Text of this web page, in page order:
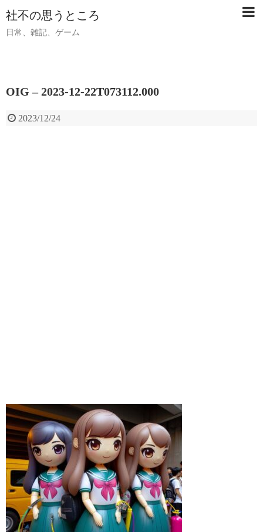
社不の思うところ
日常、雑記、ゲーム
OIG – 2023-12-22T073112.000
2023/12/24